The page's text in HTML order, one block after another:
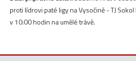
proti lídrovi paté ligy na Vysočině - TJ
v 10:00 hodin na umělé trávě.